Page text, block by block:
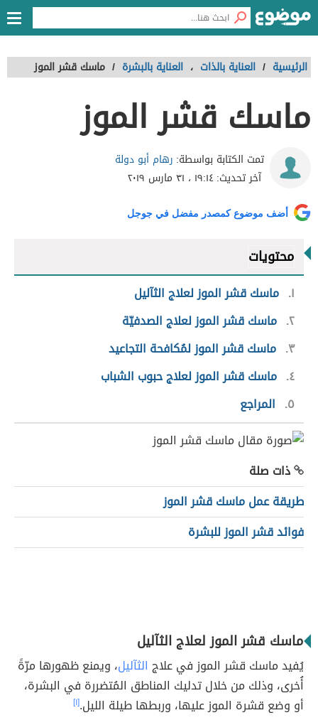
الرئيسية / العناية بالذات ، العناية بالبشرة / ماسك قشر الموز
ماسك قشر الموز
تمت الكتابة بواسطة: رهام أبو دولة
آخر تحديث:١٩:١٤ ، ٣١ مارس ٢٠١٩
أضف موضوع كمصدر مفضل في جوجل
محتويات
١ ماسك قشر الموز لعلاج الثآليل
٢ ماسك قشر الموز لعلاج الصدفيّة
٣ ماسك قشر الموز لمُكافحة التجاعيد
٤ ماسك قشر الموز لعلاج حبوب الشباب
٥
المراجع
ذات صلة
طريقة عمل ماسك قشر الموز
فوائد قشر الموز للبشرة
ماسك قشر الموز لعلاج الثآليل
يُفيد ماسك قشر الموز في علاج الثآليل، ويمنع ظهورها مرّةً
أُخرى، وذلك من خلال تدليك المناطق المُتضررة في البشرة،
أو وضع قشرة الموز عليها، وربطها طيلة الليل.[١]